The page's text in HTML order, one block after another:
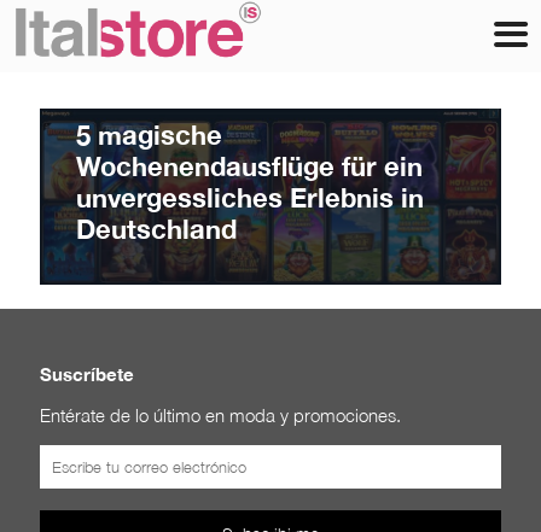
5 magische
Wochenendausflüge für ein
unvergessliches Erlebnis in
Deutschland
Suscríbete
Entérate de lo último en moda y promociones.